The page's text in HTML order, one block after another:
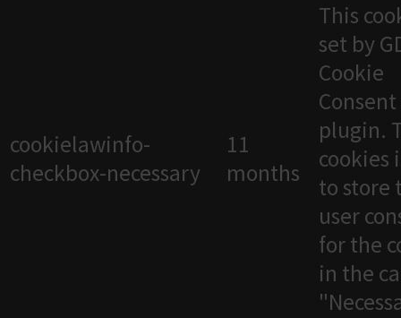
cookielawinfo-
checkbox-necessary
11
months
This
set by
Cookie
Consent
plugin.
cookies
to store
user
for the
in the